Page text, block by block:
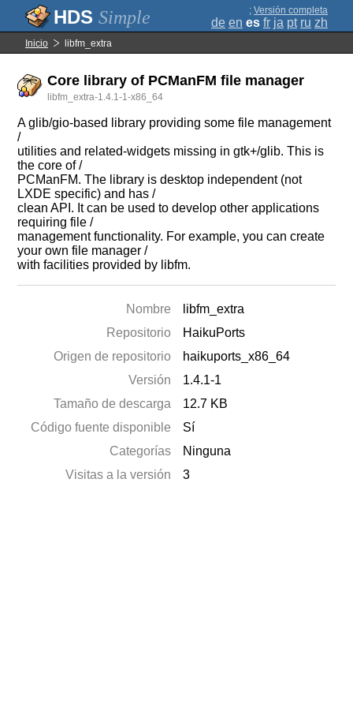
Simple ; Versión completa
de en es fr ja pt ru zh
Inicio libfm_extra
Core library of PCManFM file manager
libfm_extra-1.4.1-1-x86_64
A glib/gio-based library providing some file management
/
utilities and related-widgets missing in gtk+/glib. This is
the core of /
PCManFM. The library is desktop independent (not
LXDE specific) and has /
clean API. It can be used to develop other applications
requiring file /
management functionality. For example, you can create
your own file manager /
with facilities provided by libfm.
Nombre
libfm_extra
Repositorio
HaikuPorts
Origen de repositorio
haikuports_x86_64
Versión
1.4.1-1
Tamaño de descarga
12.7 KB
Código fuente disponible
Sí
Categorías
Ninguna
Visitas a la versión
3